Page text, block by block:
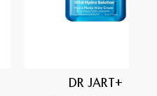
DR JART+